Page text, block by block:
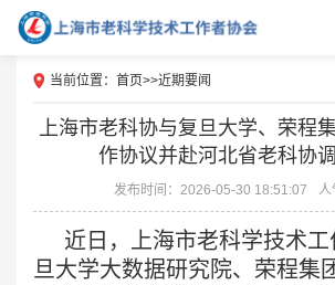
当前位置： 首页>>近期要闻
上海市老科协与复旦大学、荣程
作协议并赴河北省老科协
发布时间：2026-05-30 18:51:07 人
近日，上海市老科学技术
旦大学大数据研究院、荣程集